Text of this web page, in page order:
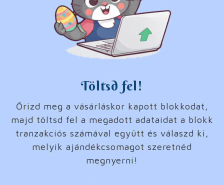
Töltsd fel!
Őrizd meg a vásárláskor kapott blokkodat,
majd töltsd fel a megadott adataidat a blokk
tranzakciós számával együtt és válaszd ki,
melyik ajándékcsomagot szeretnéd
megnyerni!